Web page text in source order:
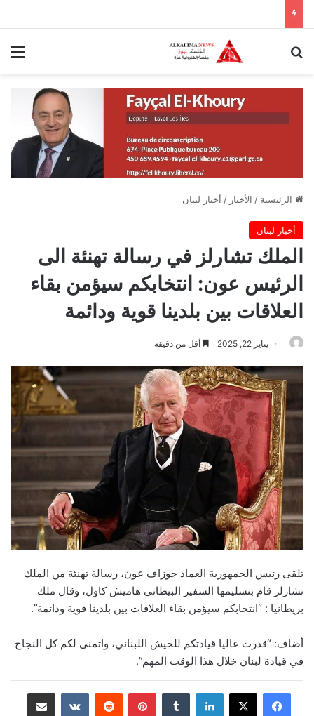
الرئيسية / الأخبار / أخبار لبنان
أخبار لبنان
الملك تشارلز في رسالة تهنئة الى
الرئيس عون: انتخابكم سيؤمن بقاء
العلاقات بين بلدينا قوية ودائمة
يناير 22, 2025 أقل من دقيقة
تلقى رئيس الجمهورية العماد جوزاف عون، رسالة تهنئة من الملك
تشارلز قام بتسليمها السفير البيطاني هاميش كاول، وقال ملك
بريطانيا : “انتخابكم سيؤمن بقاء العلاقات بين بلدينا قوية ودائمة”.
أضاف: “قدرت عاليا قيادتكم للجيش اللبناني، واتمنى لكم كل النجاح
في قيادة لبنان خلال هذا الوقت المهم”.
لينكدإن بينتيريست